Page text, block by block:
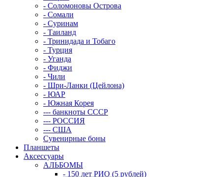
- Соломоновы Острова
- Сомали
- Суринам
- Таиланд
- Тринидада и Тобаго
- Турция
- Уганда
- Фиджи
- Чили
- Шри-Ланки (Цейлона)
- ЮАР
- Южная Корея
--- банкноты СССР
--- РОССИЯ
--- США
Сувенирные боны
Планшеты
Аксессуары
АЛЬБОМЫ
- 150 лет РИО (5 рублей)